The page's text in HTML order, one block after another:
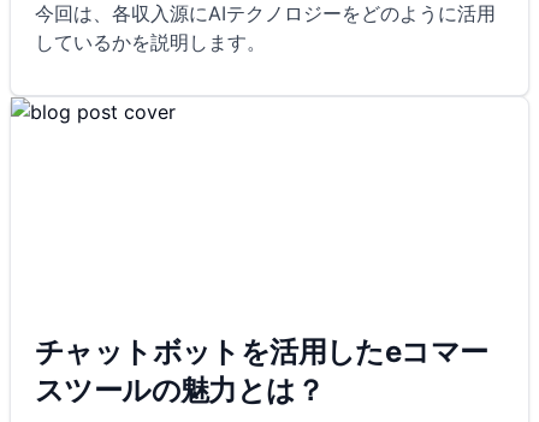
今回は、各収入源にAIテクノロジーをどのように活用
しているかを説明します。
チャットボットを活用したeコマー
スツールの魅力とは？